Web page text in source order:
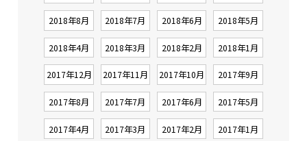
2018年8月 2018年7月 2018年6月 2018年5月
2018年4月 2018年3月 2018年2月 2018年1月
2017年12月 2017年11月 2017年10月 2017年9月
2017年8月 2017年7月 2017年6月 2017年5月
2017年4月 2017年3月 2017年2月 2017年1月